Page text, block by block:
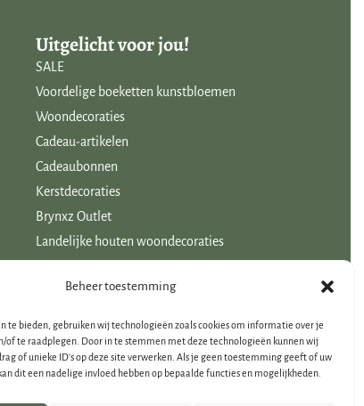
Beheer toestemming
te bieden, gebruiken wij technologieën zoals cookies om informatie over je
of te raadplegen. Door in te stemmen met deze technologieën kunnen wij
of unieke ID's op deze site verwerken. Als je geen toestemming geeft of uw
dit een nadelige invloed hebben op bepaalde functies en mogelijkheden.
Uitgelicht voor jou!
SALE
Voordelige boeketten kunstbloemen
Woondecoraties
Cadeau-artikelen
Cadeaubonnen
Kerstdecoraties
Brynxz Outlet
Landelijke houten woondecoraties